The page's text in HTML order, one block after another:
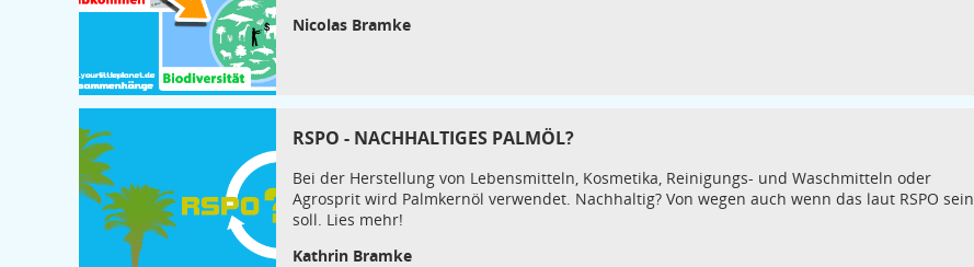
Nicolas Bramke
RSPO - NACHHALTIGES PALMÖL?
Bei der Herstellung von Lebensmitteln, Kosmetika, Reinigungs- und Waschmitteln oder
Agrosprit wird Palmkernöl verwendet. Nachhaltig? Von wegen auch wenn das laut RSPO sein
soll. Lies mehr!
Kathrin Bramke